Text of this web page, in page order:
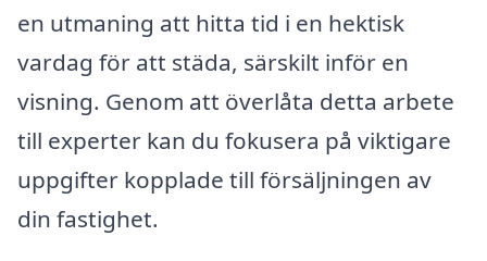
en utmaning att hitta tid i en hektisk
vardag för att städa, särskilt inför en
visning. Genom att överlåta detta arbete
till experter kan du fokusera på viktigare
uppgifter kopplade till försäljningen av
din fastighet.